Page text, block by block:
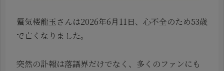
蜃気楼龍玉さんは2026年6月11日、心不全のため53歳
で亡くなりました。
突然の訃報は落語界だけでなく、多くのファンにも